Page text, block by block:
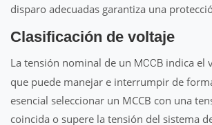
disparo adecuadas garantiza una
Clasificación de voltaje
La tensión nominal de un MCCB indica el
que puede manejar e interrumpir de
esencial seleccionar un MCCB con una
coincida o supere la tensión del sistema